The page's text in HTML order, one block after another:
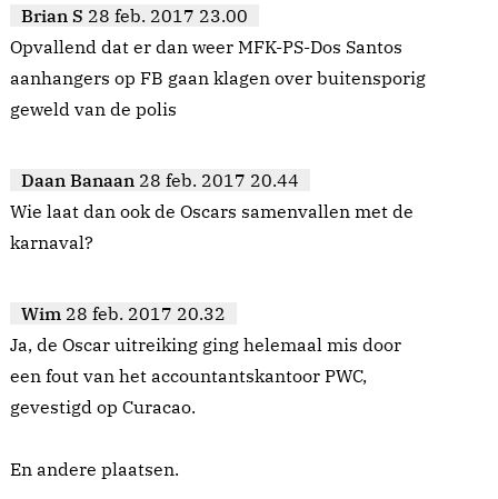
Brian S 28 feb. 2017 23.00
Opvallend dat er dan weer MFK-PS-Dos Santos
aanhangers op FB gaan klagen over buitensporig
geweld van de polis
Daan Banaan 28 feb. 2017 20.44
Wie laat dan ook de Oscars samenvallen met de
karnaval?
Wim 28 feb. 2017 20.32
Ja, de Oscar uitreiking ging helemaal mis door
een fout van het accountantskantoor PWC,
gevestigd op Curacao.
En andere plaatsen.